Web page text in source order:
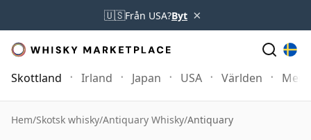
🇺🇸Från USA?Byt ×
Skottland Irland Japan USA Världen Mer
Hem/Skotsk whisky/Antiquary Whisky/Antiquary